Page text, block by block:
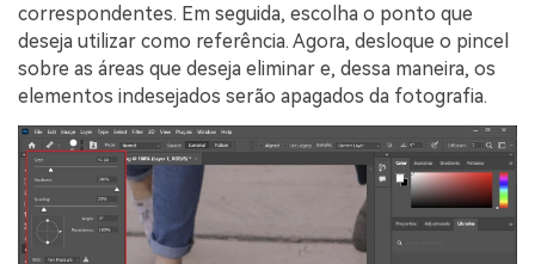
correspondentes. Em seguida, escolha o ponto que
deseja utilizar como referência. Agora, desloque o pincel
sobre as áreas que deseja eliminar e, dessa maneira, os
elementos indesejados serão apagados da fotografia.